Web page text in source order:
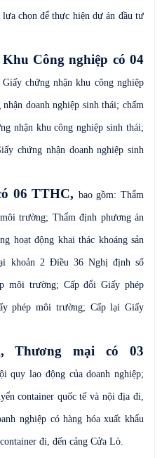
chọn để thực hiện dự án đầu tư
Công nghiệp có 04
chứng nhận khu công nghiệp
doanh nghiệp sinh thái; chấm
nhận khu công nghiệp sinh thái;
chứng nhận doanh nghiệp sinh
06 TTHC, bao gồm: Thẩm
trường; Thẩm định phương án
hoạt động khai thác khoáng sản
khoản 2 Điều 36 Nghị định số
môi trường; Cấp đổi Giấy phép
phép môi trường; Cấp lại Giấy
Thương mại có 03
quy lao động của doanh nghiệp;
container quốc tế và nội địa đi,
nghiệp có hàng hóa xuất khẩu
đi, đến cảng Cửa Lò.